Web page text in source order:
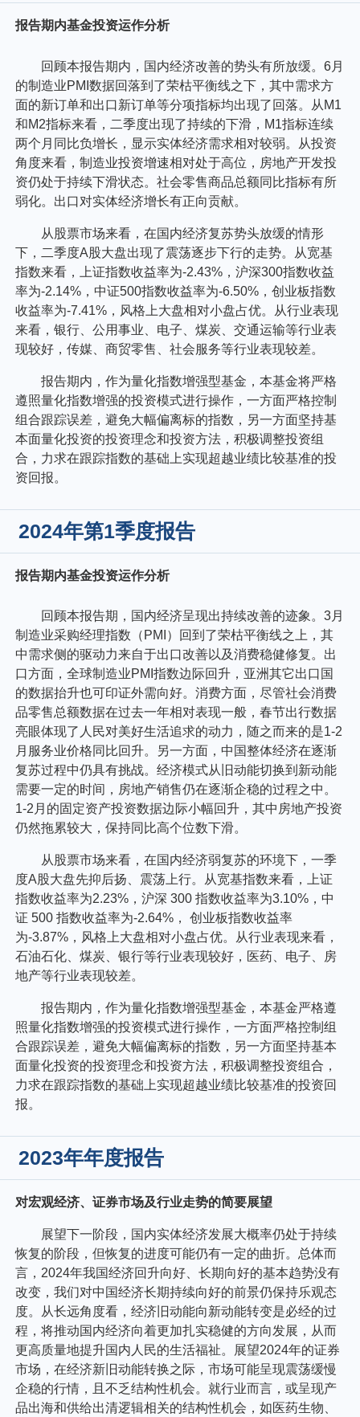
报告期内基金投资运作分析
回顾本报告期内，国内经济改善的势头有所放缓。6月
的制造业PMI数据回落到了荣枯平衡线之下，其中需求方
面的新订单和出口新订单等分项指标均出现了回落。从M1
和M2指标来看，二季度出现了持续的下滑，M1指标连续
两个月同比负增长，显示实体经济需求相对较弱。从投资
角度来看，制造业投资增速相对处于高位，房地产开发投
资仍处于持续下滑状态。社会零售商品总额同比指标有所
弱化。出口对实体经济增长有正向贡献。
从股票市场来看，在国内经济复苏势头放缓的情形
下，二季度A股大盘出现了震荡逐步下行的走势。从宽基
指数来看，上证指数收益率为-2.43%，沪深300指数收益
率为-2.14%，中证500指数收益率为-6.50%，创业板指数
收益率为-7.41%，风格上大盘相对小盘占优。从行业表现
来看，银行、公用事业、电子、煤炭、交通运输等行业表
现较好，传媒、商贸零售、社会服务等行业表现较差。
报告期内，作为量化指数增强型基金，本基金将严格
遵照量化指数增强的投资模式进行操作，一方面严格控制
组合跟踪误差，避免大幅偏离标的指数，另一方面坚持基
本面量化投资的投资理念和投资方法，积极调整投资组
合，力求在跟踪指数的基础上实现超越业绩比较基准的投
资回报。
2024年第1季度报告
报告期内基金投资运作分析
回顾本报告期，国内经济呈现出持续改善的迹象。3月
制造业采购经理指数（PMI）回到了荣枯平衡线之上，其
中需求侧的驱动力来自于出口改善以及消费稳健修复。出
口方面，全球制造业PMI指数边际回升，亚洲其它出口国
的数据抬升也可印证外需向好。消费方面，尽管社会消费
品零售总额数据在过去一年相对表现一般，春节出行数据
亮眼体现了人民对美好生活追求的动力，随之而来的是1-2
月服务业价格同比回升。另一方面，中国整体经济在逐渐
复苏过程中仍具有挑战。经济模式从旧动能切换到新动能
需要一定的时间，房地产销售仍在逐渐企稳的过程之中。
1-2月的固定资产投资数据边际小幅回升，其中房地产投资
仍然拖累较大，保持同比高个位数下滑。
从股票市场来看，在国内经济弱复苏的环境下，一季
度A股大盘先抑后扬、震荡上行。从宽基指数来看，上证
指数收益率为2.23%，沪深 300 指数收益率为3.10%，中
证 500 指数收益率为-2.64%， 创业板指数收益率
为-3.87%，风格上大盘相对小盘占优。从行业表现来看，
石油石化、煤炭、银行等行业表现较好，医药、电子、房
地产等行业表现较差。
报告期内，作为量化指数增强型基金，本基金严格遵
照量化指数增强的投资模式进行操作，一方面严格控制组
合跟踪误差，避免大幅偏离标的指数，另一方面坚持基本
面量化投资的投资理念和投资方法，积极调整投资组合，
力求在跟踪指数的基础上实现超越业绩比较基准的投资回
报。
2023年年度报告
对宏观经济、证券市场及行业走势的简要展望
展望下一阶段，国内实体经济发展大概率仍处于持续
恢复的阶段，但恢复的进度可能仍有一定的曲折。总体而
言，2024年我国经济回升向好、长期向好的基本趋势没有
改变，我们对中国经济长期持续向好的前景仍保持乐观态
度。从长远角度看，经济旧动能向新动能转变是必经的过
程，将推动国内经济向着更加扎实稳健的方向发展，从而
更高质量地提升国内人民的生活福祉。展望2024年的证券
市场，在经济新旧动能转换之际，市场可能呈现震荡缓慢
企稳的行情，且不乏结构性机会。就行业而言，或呈现产
品出海和供给出清逻辑相关的结构性机会，如医药生物、